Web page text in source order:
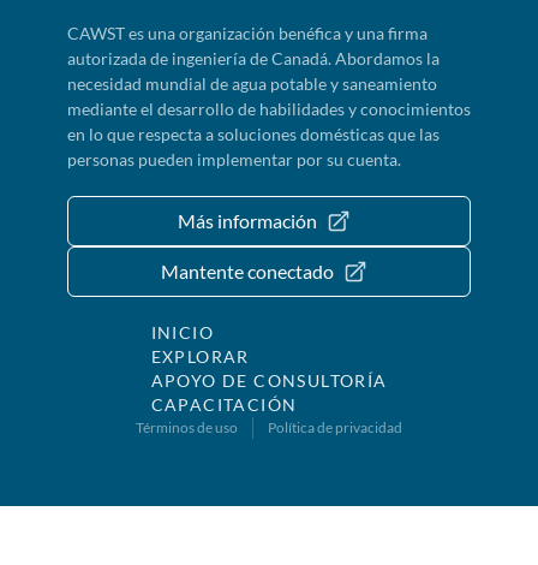
CAWST es una organización benéfica y una firma
autorizada de ingeniería de Canadá. Abordamos la
necesidad mundial de agua potable y saneamiento
mediante el desarrollo de habilidades y conocimientos
en lo que respecta a soluciones domésticas que las
personas pueden implementar por su cuenta.
Más información
Mantente conectado
INICIO
EXPLORAR
APOYO DE CONSULTORÍA
CAPACITACIÓN
Términos de uso Política de privacidad